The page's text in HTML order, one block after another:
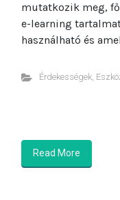
mutatkozik meg,
e-learning
használható és
Érdekességek,
Read More